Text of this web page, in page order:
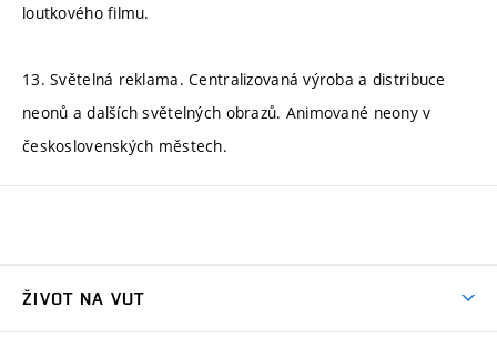
loutkového filmu.
13. Světelná reklama. Centralizovaná výroba a distribuce
neonů a dalších světelných obrazů. Animované neony v
československých městech.
ŽIVOT NA VUT